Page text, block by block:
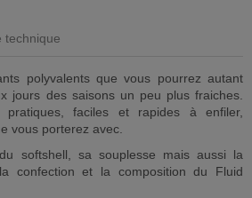
technique
polyvalents que vous pourrez autant
jours des saisons un peu plus fraiches.
faciles et rapides à enfiler,
vous porterez avec.
softshell, sa souplesse mais aussi la
confection et la composition du Fluid